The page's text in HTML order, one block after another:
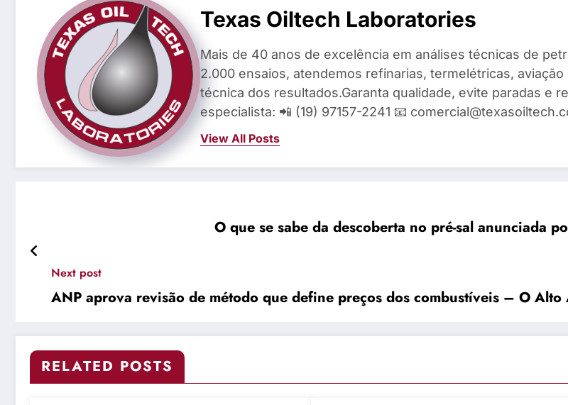
Texas Oiltech Laboratories
Mais de 40 anos de excelência em análises técnicas de
2.000 ensaios, atendemos refinarias, termelétricas,
técnica dos resultados.Garanta qualidade, evite paradas e
especialista: 📲 (19) 97157-2241 📧
View All Posts
O que se sabe da descoberta no pré-sal anunciada
Next post
ANP aprova revisão de método que define preços dos combustíveis – O Alto
RELATED POSTS